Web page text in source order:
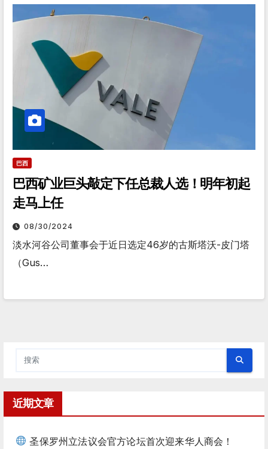
巴西
巴西矿业巨头敲定下任总裁人选！明年初起
走马上任
08/30/2024
淡水河谷公司董事会于近日选定46岁的古斯塔沃-皮门塔
（Gus…
近期文章
圣保罗州立法议会官方论坛首次迎来华人商会！